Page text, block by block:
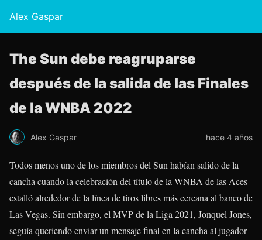
Alex Gaspar
The Sun debe reagruparse
después de la salida de las Finales
de la WNBA 2022
Alex Gaspar hace 4 años
Todos menos uno de los miembros del Sun habían salido de la
cancha cuando la celebración del título de la WNBA de las Aces
estalló alrededor de la línea de tiros libres más cercana al banco de
Las Vegas. Sin embargo, el MVP de la Liga 2021, Jonquel Jones,
seguía queriendo enviar un mensaje final en la cancha al jugador